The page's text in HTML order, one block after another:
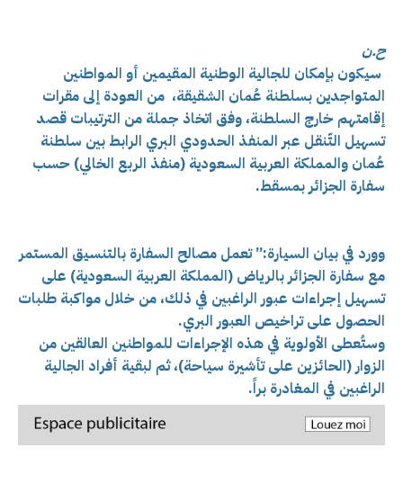
ح.ن
سيكون بإمكان للجالية الوطنية المقيمين أو المواطنين
المتواجدين بسلطنة عُمان الشقيقة، من العودة إلى مقرات
إقامتهم خارج السلطنة، وفق اتخاذ جملة من الترتيبات قصد
تسهيل التّنقل عبر المنفذ الحدودي البري الرابط بين سلطنة
عُمان والمملكة العربية السعودية (منفذ الربع الخالي) حسب
سفارة الجزائر بمسقط.
وورد في بيان السيارة:” تعمل مصالح السفارة بالتنسيق المستمر
مع سفارة الجزائر بالرياض (المملكة العربية السعودية) على
تسهيل إجراءات عبور الراغبين في ذلك، من خلال مواكبة طلبات
الحصول على تراخيص العبور البري.
وستُعطى الأولوية في هذه الإجراءات للمواطنين العالقين من
الزوار (الحائزين على تأشيرة سياحة)، ثم لبقية أفراد الجالية
الراغبين في المغادرة براً.